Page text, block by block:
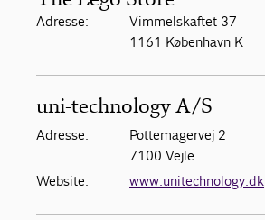
Adresse:
Vimmelskaftet 37
1161 København K
uni-technology A/S
Adresse:
Pottemagervej 2
7100 Vejle
Website:
www.unitechnology.dk